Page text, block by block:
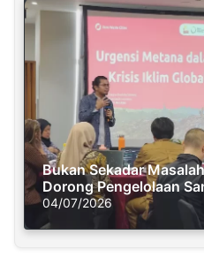
Bukan Sekadar
Dorong Pengelolaan
Solusi Krisis Iklim
04/07/2026